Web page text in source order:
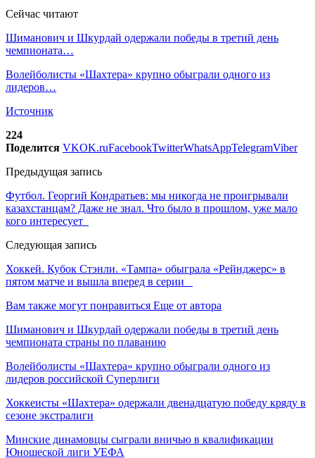
Сейчас читают
Шиманович и Шкурдай одержали победы в третий день
чемпионата…
Волейболисты «Шахтера» крупно обыграли одного из
лидеров…
Источник
224
Поделится VKOK.ruFacebookTwitterWhatsAppTelegramViber
Предыдущая запись
Футбол. Георгий Кондратьев: мы никогда не проигрывали
казахстанцам? Даже не знал. Что было в прошлом, уже мало
кого интересует
Следующая запись
Хоккей. Кубок Стэнли. «Тампа» обыграла «Рейнджерс» в
пятом матче и вышла вперед в серии
Вам также могут понравиться Еще от автора
Шиманович и Шкурдай одержали победы в третий день
чемпионата страны по плаванию
Волейболисты «Шахтера» крупно обыграли одного из
лидеров российской Суперлиги
Хоккеисты «Шахтера» одержали двенадцатую победу кряду в
сезоне экстралиги
Минские динамовцы сыграли вничью в квалификации
Юношеской лиги УЕФА